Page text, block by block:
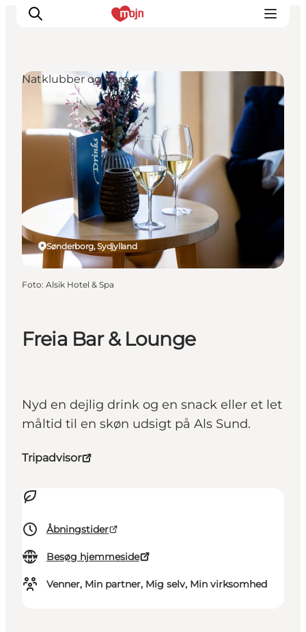
Oplevelser
Byer & Steder
Det sker
Overnatning
Planlæg din ferie
Booking
Freia Bar & Lounge
Nyd en dejlig drink og en snack eller et let
måltid til en skøn udsigt på Als Sund.
Tripadvisor
Åbningstider
Besøg hjemmeside
Venner, Min partner, Mig selv, Min virksomhed
Sønderborg, Sydjylland
Natklubber og barer
Foto: Alsik Hotel & Spa